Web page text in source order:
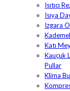
Isıtıcı
Isıya
Izgara
Katı
Kauçuk
Pullar
Klima